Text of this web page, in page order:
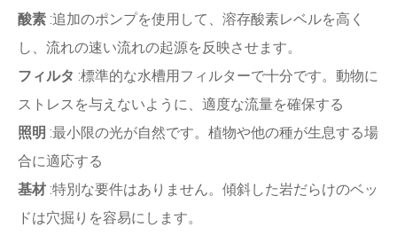
酸素 :追加のポンプを使用して、溶存酸素レベルを高く
し、流れの速い流れの起源を反映させます。
フィルタ :標準的な水槽用フィルターで十分です。動物に
ストレスを与えないように、適度な流量を確保する
照明 :最小限の光が自然です。植物や他の種が生息する場
合に適応する
基材 :特別な要件はありません。傾斜した岩だらけのベッ
ドは穴掘りを容易にします。